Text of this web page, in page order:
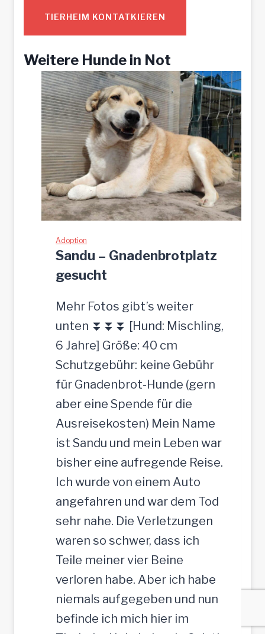
TIERHEIM KONTATKIEREN
Weitere Hunde in Not
Adoption
Sandu – Gnadenbrotplatz
gesucht
Mehr Fotos gibt’s weiter
unten ⏬⏬⏬ [Hund: Mischling,
6 Jahre] Größe: 40 cm
Schutzgebühr: keine Gebühr
für Gnadenbrot-Hunde (gern
aber eine Spende für die
Ausreisekosten) Mein Name
ist Sandu und mein Leben war
bisher eine aufregende Reise.
Ich wurde von einem Auto
angefahren und war dem Tod
sehr nahe. Die Verletzungen
waren so schwer, dass ich
Teile meiner vier Beine
verloren habe. Aber ich habe
niemals aufgegeben und nun
befinde ich mich hier im